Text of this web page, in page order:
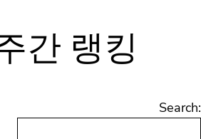
간 랭킹
Search: